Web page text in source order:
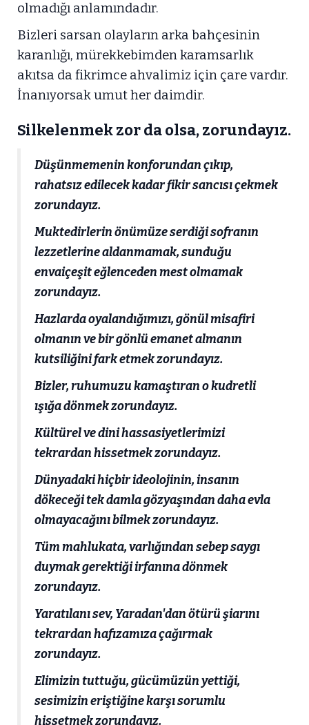
olmadığı anlamındadır.
Bizleri sarsan olayların arka bahçesinin
karanlığı, mürekkebimden karamsarlık
akıtsa da fikrimce ahvalimiz için çare vardır.
İnanıyorsak umut her daimdir.
Silkelenmek zor da olsa, zorundayız.
Düşünmemenin konforundan çıkıp,
rahatsız edilecek kadar fikir sancısı çekmek
zorundayız.
Muktedirlerin önümüze serdiği sofranın
lezzetlerine aldanmamak, sunduğu
envaiçeşit eğlenceden mest olmamak
zorundayız.
Hazlarda oyalandığımızı, gönül misafiri
olmanın ve bir gönlü emanet almanın
kutsiliğini fark etmek zorundayız.
Bizler, ruhumuzu kamaştıran o kudretli
ışığa dönmek zorundayız.
Kültürel ve dini hassasiyetlerimizi
tekrardan hissetmek zorundayız.
Dünyadaki hiçbir ideolojinin, insanın
dökeceği tek damla gözyaşından daha evla
olmayacağını bilmek zorundayız.
Tüm mahlukata, varlığından sebep saygı
duymak gerektiği irfanına dönmek
zorundayız.
Yaratılanı sev, Yaradan'dan ötürü şiarını
tekrardan hafızamıza çağırmak
zorundayız.
Elimizin tuttuğu, gücümüzün yettiği,
sesimizin eriştiğine karşı sorumlu
hissetmek zorundayız.